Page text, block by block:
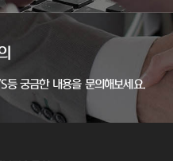
등 궁금한 내용을 문의해보세요.